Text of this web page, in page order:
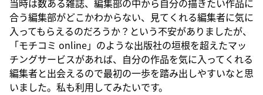
当時は数ある雑誌、編集部の中から自分の描きたい作品に
合う編集部がどこかわからない、見てくれる編集者に気に
入ってもらえるのだろうか？という不安がありましたが、
「モチコミ online」のような出版社の垣根を超えたマッ
チングサービスがあれば、自分の作品を気に入ってくれる
編集者と出会えるので最初の一歩を踏み出しやすいなと思
いました。私も利用してみたいです。